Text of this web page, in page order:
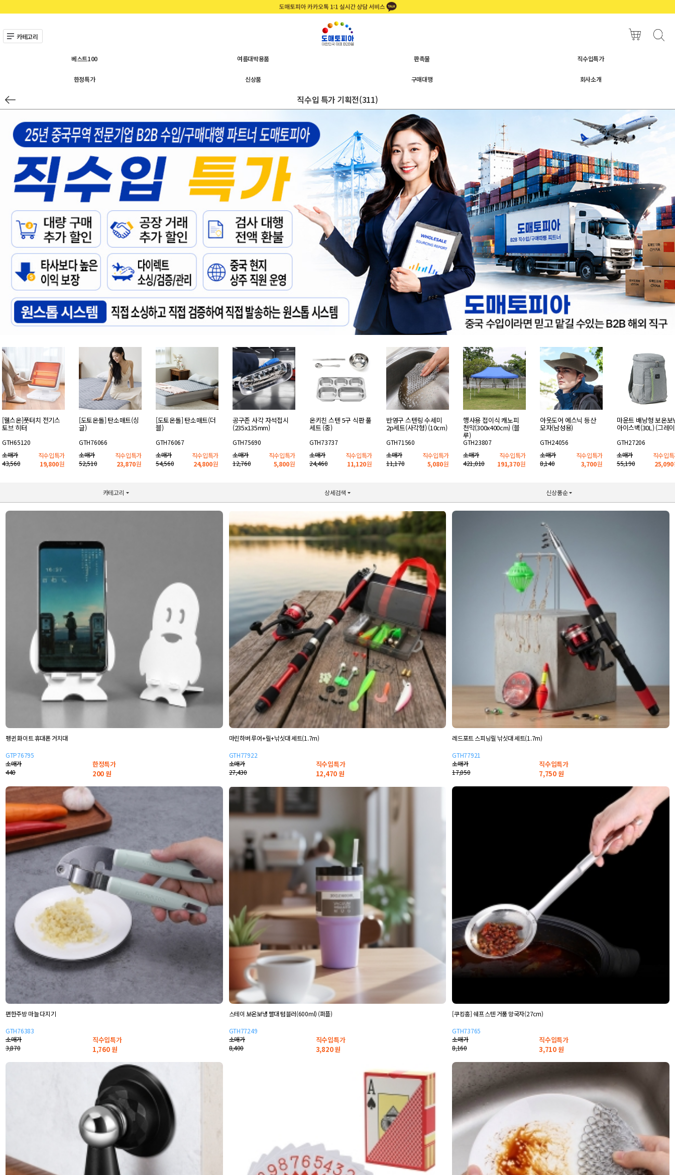
카테고리
베스트100 여름대박용품 판촉물 직수입특가
한정특가 신상품 구매대행 회사소개
직수입 특가 기획전(311)
[웰스온]풋터치 전기스
토브 히터
GTH65120
소매가
43,560
직수입특가
19,800원
[도토온돌] 탄소매트(싱
글)
GTH76066
소매가
52,510
직수입특가
23,870원
[도토온돌] 탄소매트(더
블)
GTH76067
소매가
54,560
직수입특가
24,800원
공구존 사각 자석접시
(235x135mm)
GTH75690
소매가
12,760
직수입특가
5,800원
온키친 스텐 5구 식판 풀
세트 (중)
GTH73737
소매가
24,460
직수입특가
11,120원
반영구 스텐링 수세미
2p세트(사각형) (10cm)
GTH71560
소매가
11,170
직수입특가
5,080원
행사용 접이식 캐노피
천막(300x400cm) (블
루)
GTH23807
소매가
421,010
직수입특가
191,370원
아웃도어 에스닉 등산
모자(남성용)
GTH24056
소매가
8,140
직수입특가
3,700원
마운트 배낭형 보온보
아이스백(30L) (그레
GTH27206
소매가
55,190
직수입
25,090
카테고리 상세검색 신상품순
펭귄 화이트 휴대폰 거치대
GTP76795
소매가
440
한정특가
200원
마린하버 루어+릴+낚싯대 세트(1.7m)
GTH77922
소매가
27,430
직수입특가
12,470원
레드포트 스피닝릴 낚싯대 세트(1.7m)
GTH77921
소매가
17,050
직수입특가
7,750원
편한주방 마늘 다지기
GTH76383
소매가
3,870
직수입특가
1,760원
스테이 보온보냉 빨대 텀블러(600ml) (퍼플)
GTH77249
소매가
8,400
직수입특가
3,820원
[쿠킹홈] 쉐프 스텐 거품 망국자(27cm)
GTH73765
소매가
8,160
직수입특가
3,710원